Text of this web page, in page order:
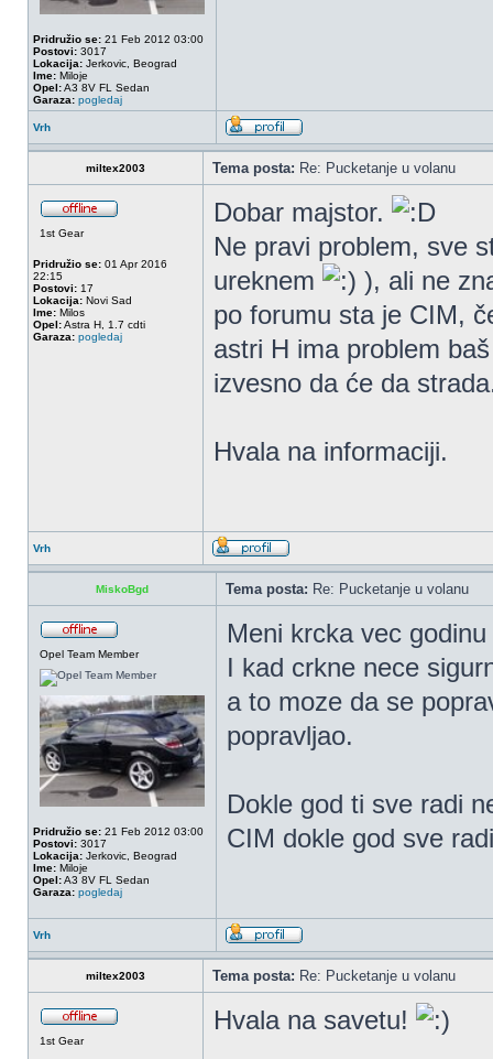
Pridružio se: 21 Feb 2012 03:00
Postovi: 3017
Lokacija: Jerkovic, Beograd
Ime: Miloje
Opel:A3 8V FL Sedan
Garaza: pogledaj
Vrh
miltex2003 Tema posta: Re: Pucketanje u volanu
1st Gear
Pridružio se: 01 Apr 2016
22:15
Postovi: 17
Lokacija: Novi Sad
Ime: Milos
Opel:Astra H, 1.7 cdti
Garaza: pogledaj
Dobar majstor.
Ne pravi problem, sve
ureknem
), ali ne
po forumu sta je CIM,
astri H ima problem
izvesno da će da
Hvala na informaciji.
Vrh
MiskoBgd Tema posta: Re: Pucketanje u volanu
Opel Team Member
Pridružio se: 21 Feb 2012 03:00
Postovi: 3017
Lokacija: Jerkovic, Beograd
Ime: Miloje
Opel:A3 8V FL Sedan
Garaza: pogledaj
Meni krcka vec
I kad crkne nece
a to moze da se
popravljao.
Dokle god ti sve radi
CIM dokle god sve
Vrh
miltex2003 Tema posta: Re: Pucketanje u volanu
1st Gear
Hvala na savetu!